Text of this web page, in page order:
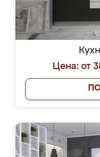
Цена: от